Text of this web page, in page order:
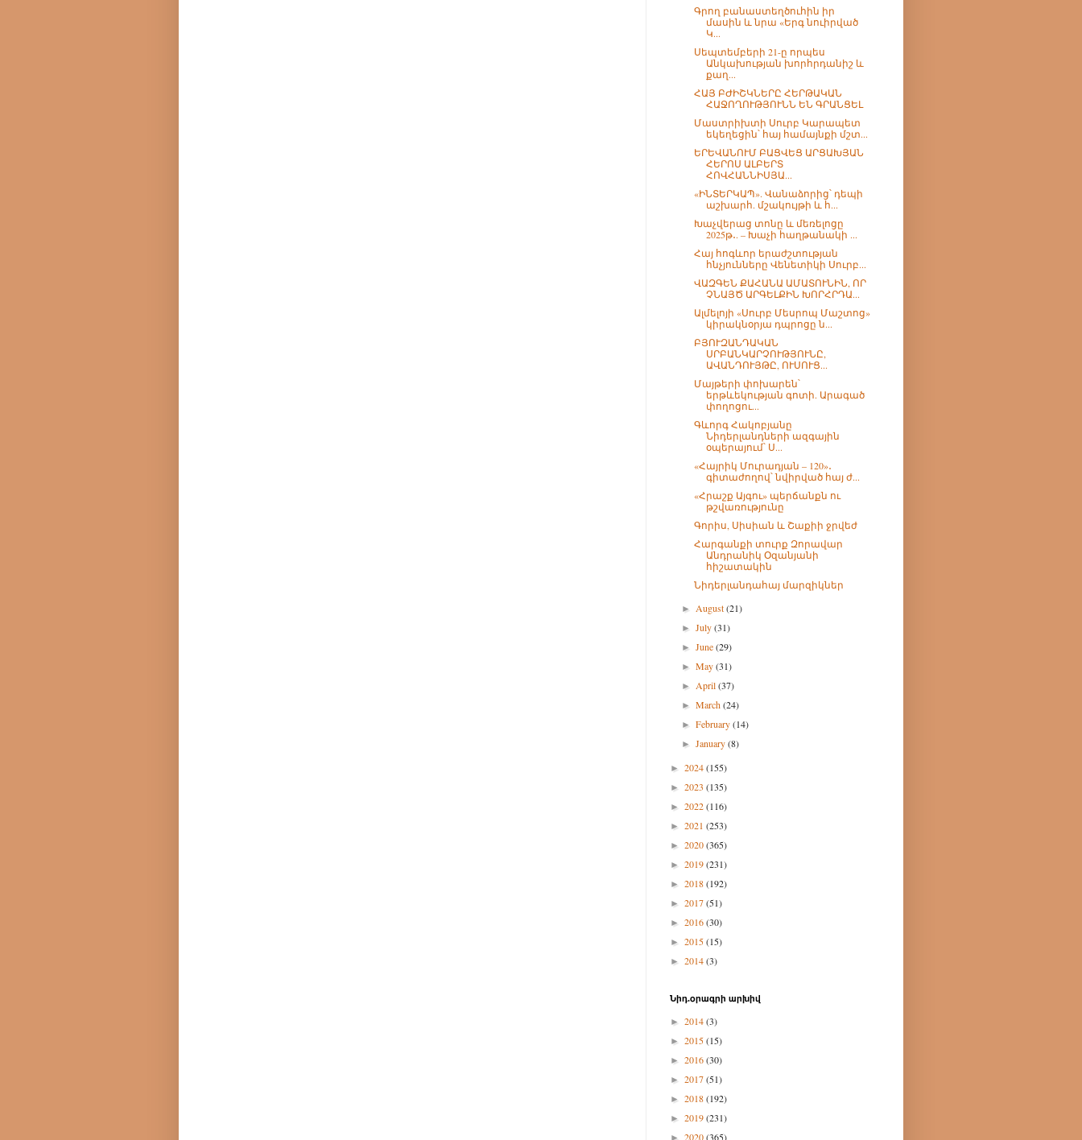
Գրող բանաստեղծուհին իր
մասին և նրա «Երգ նուիրված
Կ...
Սեպտեմբերի 21-ը որպես
Անկախության խորհրդանիշ և
քաղ...
ՀԱՅ ԲԺԻՇԿՆԵՐԸ ՀԵՐԹԱԿԱՆ
ՀԱՋՈՂՈՒԹՅՈՒՆՆ ԵՆ ԳՐԱՆՑԵԼ
Մաստրիխտի Սուրբ Կարապետ
եկեղեցին՝ հայ համայնքի մշտ...
ԵՐԵՎԱՆՈՒՄ ԲԱՑՎԵՑ ԱՐՑԱԽՅԱՆ
ՀԵՐՈՍ ԱԼԲԵՐՏ
ՀՈՎՀԱՆՆԻՍՅԱ...
«ԻՆՏԵՐԿԱՊ». Վանաձորից՝ դեպի
աշխարհ. մշակույթի և հ...
Խաչվերաց տոնը և մեռելոցը
2025թ․. – Խաչի հաղթանակի ...
Հայ հոգևոր երաժշտության
հնչյունները Վենետիկի Սուրբ...
ՎԱԶԳԵՆ ՔԱՀԱՆԱ ԱՄԱՏՈՒՆԻՆ, ՈՐ
ՉՆԱՅԾ ԱՐԳԵԼՔԻՆ ԽՈՐՀՐԴԱ...
Ալմելոյի «Սուրբ Մեսրոպ Մաշտոց»
կիրակնօրյա դպրոցը ն...
ԲՅՈՒԶԱՆԴԱԿԱՆ
ՍՐԲԱՆԿԱՐՉՈՒԹՅՈՒՆԸ,
ԱՎԱՆԴՈՒՅԹԸ, ՈՒՍՈՒՑ...
Մայթերի փոխարեն՝
երթևեկության գոտի. Արագած
փողոցու...
Գևորգ Հակոբյանը
Նիդերլանդների ազգային
օպերայում՝ Ս...
«Հայրիկ Մուրադյան – 120»․
գիտաժողով՝ նվիրված հայ ժ...
«Հրաշք Այգու» պերճանքն ու
թշվառությունը
Գորիս, Սիսիան և Շաքիի ջրվեժ
Հարգանքի տուրք Զորավար
Անդրանիկ Օզանյանի
հիշատակին
Նիդերլանդահայ մարզիկներ
►August(21)
►July(31)
►June(29)
►May(31)
►April(37)
►March(24)
►February(14)
►January(8)
► 2024(155)
► 2023 (135)
► 2022(116)
► 2021 (253)
► 2020(365)
► 2019(231)
► 2018(192)
► 2017(51)
► 2016(30)
► 2015(15)
► 2014(3)
Նիդ.օրագրի արխիվ
► 2014(3)
► 2015(15)
► 2016(30)
► 2017(51)
► 2018(192)
► 2019(231)
2020(365)